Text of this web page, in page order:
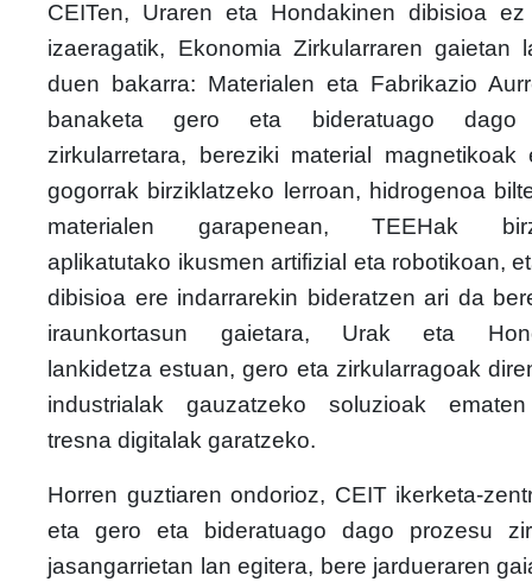
CEITen, Uraren eta Hondakinen dibisioa
izaeragatik, Ekonomia Zirkularraren gaietan
duen bakarra: Materialen eta Fabrikazio
banaketa gero eta bideratuago dago
zirkularretara, bereziki material magnetikoak
gogorrak birziklatzeko lerroan, hidrogenoa
materialen garapenean, TEEHak
aplikatutako ikusmen artifizial eta robotikoan,
dibisioa ere indarrarekin bideratzen ari da
iraunkortasun gaietara, Urak eta
lankidetza estuan, gero eta zirkularragoak
industrialak gauzatzeko soluzioak
tresna digitalak garatzeko.
Horren guztiaren ondorioz, CEIT ikerketa-
eta gero eta bideratuago dago prozesu
jasangarrietan lan egitera, bere jardueraren